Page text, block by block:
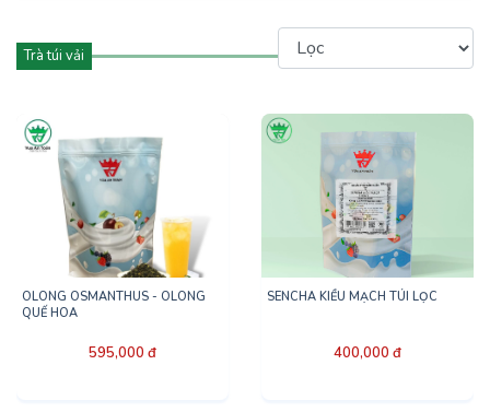
Trà túi vải
OLONG OSMANTHUS - OLONG
QUẾ HOA
595,000 đ
SENCHA KIỀU MẠCH TÚI LỌC
400,000 đ